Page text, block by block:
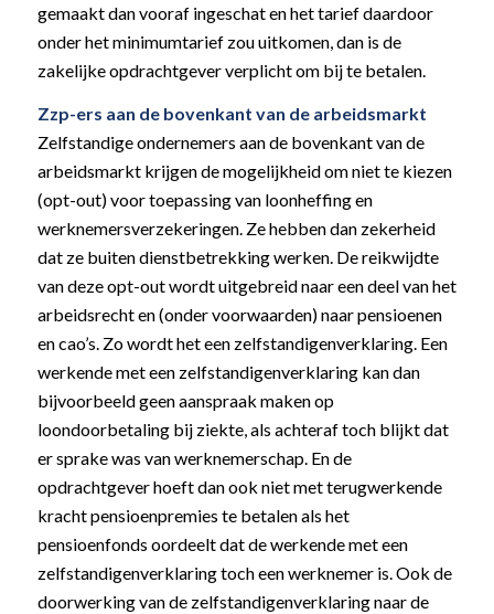
gemaakt dan vooraf ingeschat en het tarief daardoor
onder het minimumtarief zou uitkomen, dan is de
zakelijke opdrachtgever verplicht om bij te betalen.
Zzp-ers aan de bovenkant van de arbeidsmarkt
Zelfstandige ondernemers aan de bovenkant van de
arbeidsmarkt krijgen de mogelijkheid om niet te kiezen
(opt-out) voor toepassing van loonheffing en
werknemersverzekeringen. Ze hebben dan zekerheid
dat ze buiten dienstbetrekking werken. De reikwijdte
van deze opt-out wordt uitgebreid naar een deel van het
arbeidsrecht en (onder voorwaarden) naar pensioenen
en cao’s. Zo wordt het een zelfstandigenverklaring. Een
werkende met een zelfstandigenverklaring kan dan
bijvoorbeeld geen aanspraak maken op
loondoorbetaling bij ziekte, als achteraf toch blijkt dat
er sprake was van werknemerschap. En de
opdrachtgever hoeft dan ook niet met terugwerkende
kracht pensioenpremies te betalen als het
pensioenfonds oordeelt dat de werkende met een
zelfstandigenverklaring toch een werknemer is. Ook de
doorwerking van de zelfstandigenverklaring naar de